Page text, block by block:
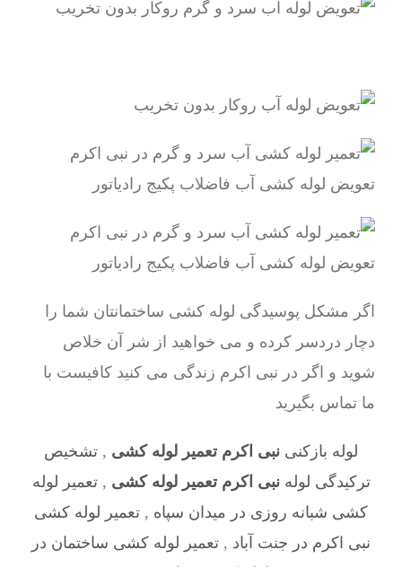
اگر مشکل پوسیدگی لوله کشی ساختمانتان شما را
دچار دردسر کرده و می خواهید از شر آن خلاص
شوید و اگر در نبی اکرم زندگی می کنید کافیست با
ما تماس بگیرید
لوله بازکنی نبی اکرم تعمیر لوله کشی , تشخیص
ترکیدگی لولهنبی اکرم تعمیر لوله کشی ,تعمیر لوله
کشی شبانه روزی در میدان سپاه , تعمیر لوله کشی
نبی اکرم در جنت آباد , تعمیر لوله کشی ساختمان در